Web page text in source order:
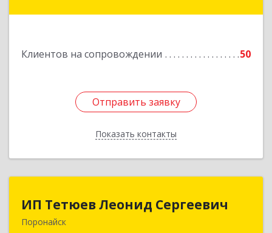
Клиентов на сопровождении 50
Отправить заявку
Показать контакты
Отправить заявку
Назад
ИП Тетюев Леонид Сергеевич
Поронайск
694242, Сахалинская обл, Поронайск г, Фрунзе